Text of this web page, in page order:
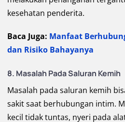
kesehatan penderita.
Baca Juga: Manfaat
dan Risiko Bahayanya
8. Masalah Pada Saluran Kemih
Masalah pada saluran kemih
sakit saat berhubungan intim.
kecil tidak tuntas, nyeri pada